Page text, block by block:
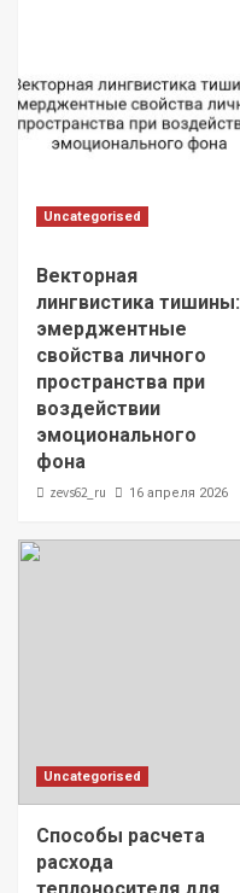
Uncategorised
Векторная
лингвистика тишины:
эмерджентные
свойства личного
пространства при
воздействии
эмоционального
фона
zevs62_ru 16 апреля 2026
Uncategorised
Способы расчета
расхода